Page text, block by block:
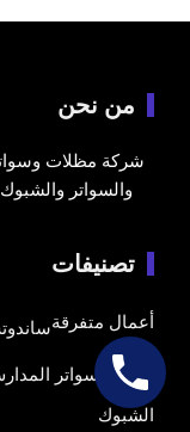
من نحن
شركة مظلات
والسواتر
تصنيفات
أعمال متفرقة
السواتر
سواتر
الشبوك